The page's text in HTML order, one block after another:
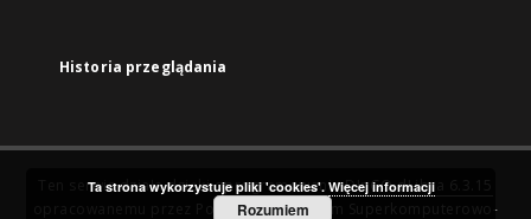
Historia przeglądania
Ten serwis działa dzięki oprogramowaniuDInGO dLibra 6.3.15
Poznańskie Centrum Superkomputerowo-
Ta strona wykorzystuje pliki 'cookies'. Więcej informacji
Rozumiem